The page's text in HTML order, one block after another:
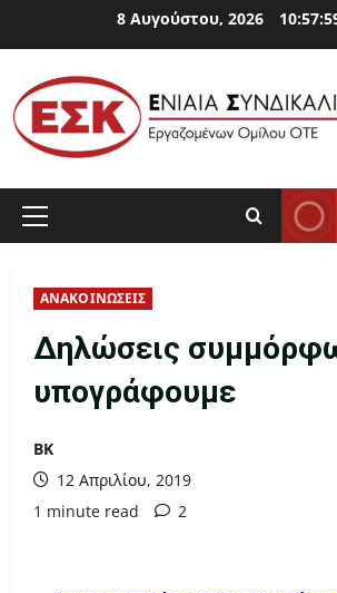
to
content
8 Αυγούστου, 2026
Primary
ΑΝΑΚΟΙΝΩΣΕΙΣ
Δηλώσεις
υπογράφουμε
ΒΚ
12 Απριλίου, 2019
1 minute read
2